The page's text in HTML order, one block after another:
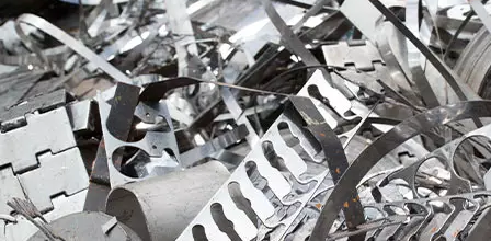
LEGITIERTE STAHLSCHROTTE
CR-NI / CR-NI-MO